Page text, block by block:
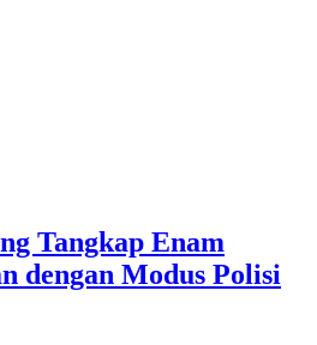
Tangkap Enam
dengan Modus Polisi